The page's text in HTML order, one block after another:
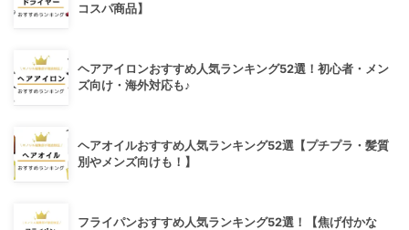
コスパ商品】
ヘアアイロンおすすめ人気ランキング52選！初心者・メン
ズ向け・海外対応も♪
ヘアオイルおすすめ人気ランキング52選【プチプラ・髪質
別やメンズ向けも！】
フライパンおすすめ人気ランキング52選！【焦げ付かな